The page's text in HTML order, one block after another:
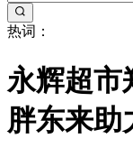
热词：
永辉超市
胖东来助